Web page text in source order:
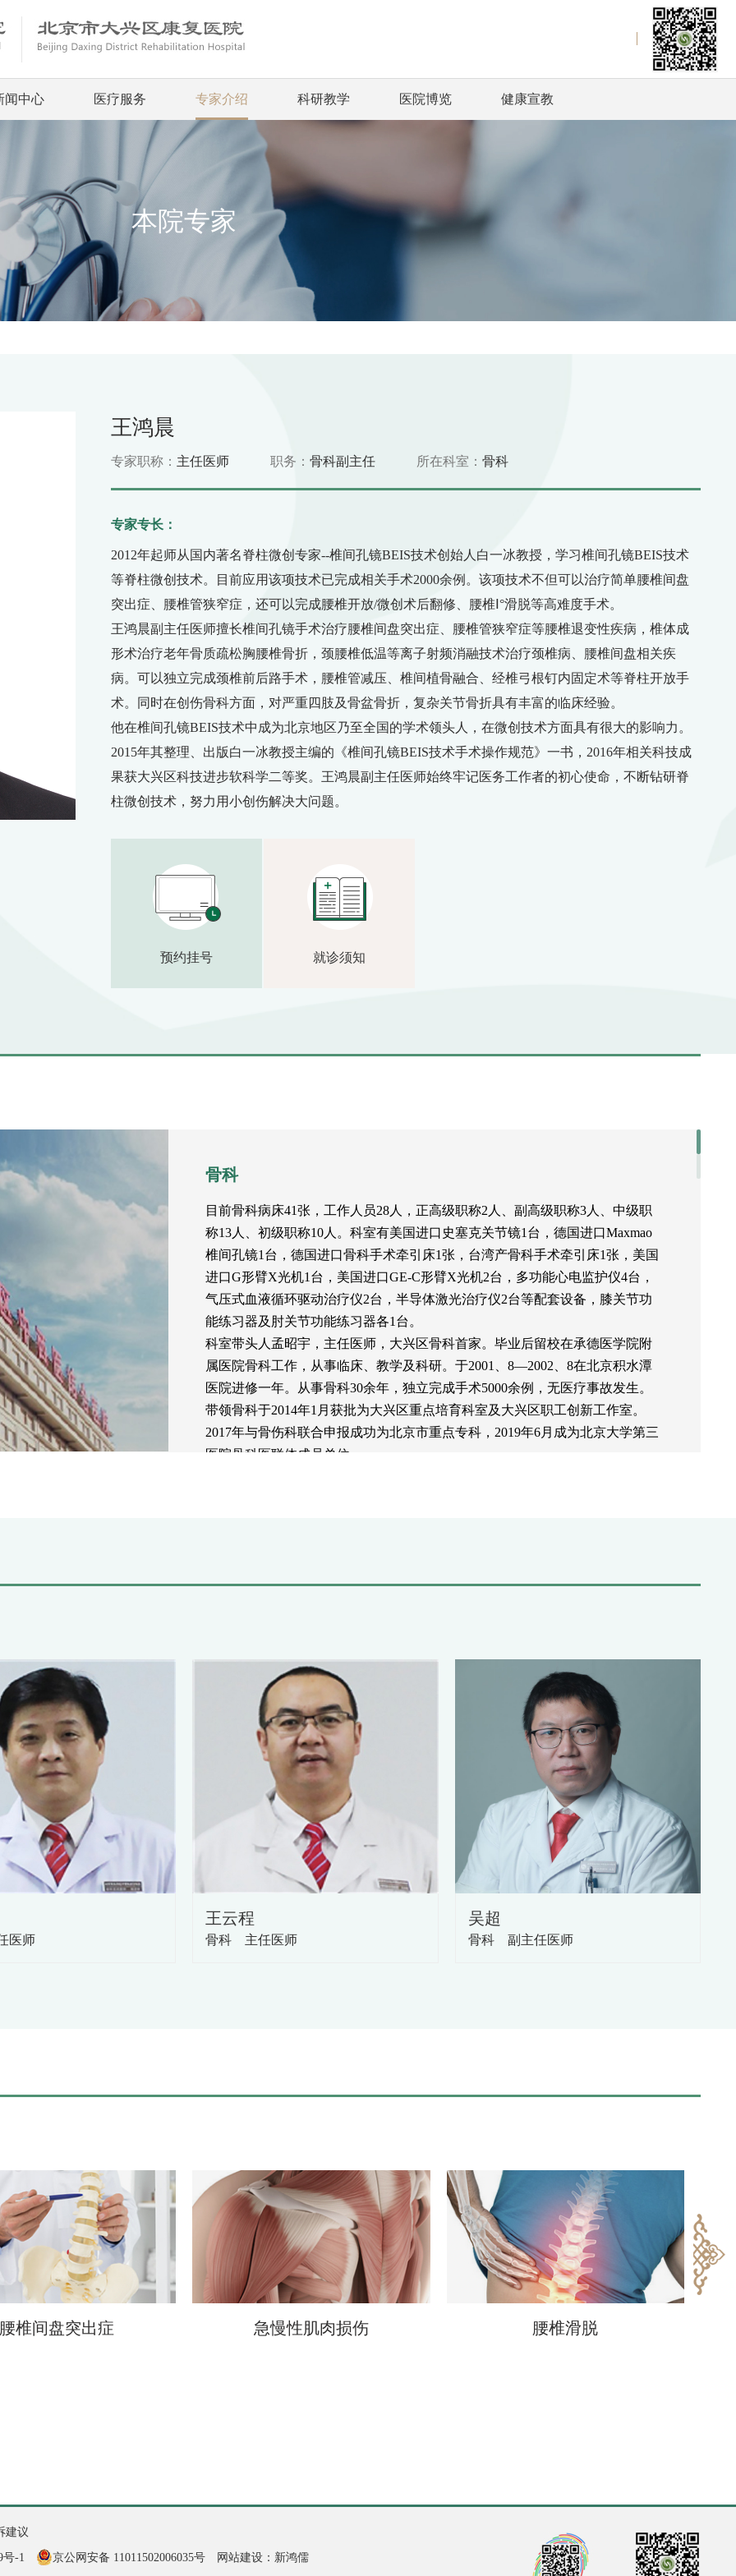
闻中心 医疗服务 专家介绍 科研教学 医院博览 健康宣教
本院专家
王鸿晨
专家职称： 主任医师 职务： 骨科副主任 所在科室： 骨科
专家专长：
2012年起师从国内著名脊柱微创专家--椎间孔镜BEIS技术创始人白一冰教授，学习椎间孔镜BEIS技术
等脊柱微创技术。目前应用该项技术已完成相关手术2000余例。该项技术不但可以治疗简单腰椎间盘
突出症、腰椎管狭窄症，还可以完成腰椎开放/微创术后翻修、腰椎Ⅰ°滑脱等高难度手术。
王鸿晨副主任医师擅长椎间孔镜手术治疗腰椎间盘突出症、腰椎管狭窄症等腰椎退变性疾病，椎体成
形术治疗老年骨质疏松胸腰椎骨折，颈腰椎低温等离子射频消融技术治疗颈椎病、腰椎间盘相关疾
病。可以独立完成颈椎前后路手术，腰椎管减压、椎间植骨融合、经椎弓根钉内固定术等脊柱开放手
术。同时在创伤骨科方面，对严重四肢及骨盆骨折，复杂关节骨折具有丰富的临床经验。
他在椎间孔镜BEIS技术中成为北京地区乃至全国的学术领头人，在微创技术方面具有很大的影响力。
2015年其整理、出版白一冰教授主编的《椎间孔镜BEIS技术手术操作规范》一书，2016年相关科技成
果获大兴区科技进步软科学二等奖。王鸿晨副主任医师始终牢记医务工作者的初心使命，不断钻研脊
柱微创技术，努力用小创伤解决大问题。
预约挂号 就诊须知
骨科
目前骨科病床41张，工作人员28人，正高级职称2人、副高级职称3人、中级职
称13人、初级职称10人。科室有美国进口史塞克关节镜1台，德国进口Maxmao
椎间孔镜1台，德国进口骨科手术牵引床1张，台湾产骨科手术牵引床1张，美国
进口G形臂X光机1台，美国进口GE-C形臂X光机2台，多功能心电监护仪4台，
气压式血液循环驱动治疗仪2台，半导体激光治疗仪2台等配套设备，膝关节功
能练习器及肘关节功能练习器各1台。
科室带头人孟昭宇，主任医师，大兴区骨科首家。毕业后留校在承德医学院附
属医院骨科工作，从事临床、教学及科研。于2001、8—2002、8在北京积水潭
医院进修一年。从事骨科30余年，独立完成手术5000余例，无医疗事故发生。
带领骨科于2014年1月获批为大兴区重点培育科室及大兴区职工创新工作室。
2017年与骨伤科联合申报成功为北京市重点专科，2019年6月成为北京大学第三
医院骨科医联体成员单位。
节置换术。
4.运动医学方面： 重点研究攻关的领域及方向是高龄（80岁以上）骨科疾病患
者的手术治疗，尤其是骨科微创手术，如：经皮椎体成形术治疗椎体骨折；椎
间孔镜下手术治疗腰椎间盘突出症、腰椎管狭窄等老年脊柱外科疾病；关节镜
下手术治疗骨关节炎、膝关节半月板损伤及膝关节交叉韧带损伤等关节疾病，
以及颈椎病、腰椎间盘突出射频消融治疗。
骨科作为大兴区骨科唯一的一个医学重点培育学科，是一个有朝气、积极向上
的团队，具有危重病人抢救、治疗的能力。尤其对于高龄骨科疾病手术，有丰
富的临床经验，因为合并很多内科疾病，手术的风险高以及恶劣的医患关系，
很多医院拒收高龄骨科患者，本科室近年来为近400余例高龄患者解决了病痛，
手术患者最高年龄为104岁，围手术期死亡低，受到了患者的好评，凭借高龄骨
科疾病手术的开展于2014年1月被评为大兴区创新工作室。
骨科全体医护人员将不断完善本团队的技术优势，提高服务质量，竭诚为患者
服务，打造大兴区中西医结合医院骨科品牌。
医师
王云程
骨科 主任医师
吴超
骨科 副主任医师
腰椎间盘突出症 急慢性肌肉损伤 腰椎滑脱
建议
号-1 京公网安备 11011502006035号 网站建设：新鸿儒